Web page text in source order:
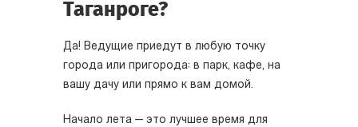
Таганроге?
Да! Ведущие приедут в любую точку
города или пригорода: в парк, кафе, на
вашу дачу или прямо к вам домой.
Начало лета — это лучшее время для